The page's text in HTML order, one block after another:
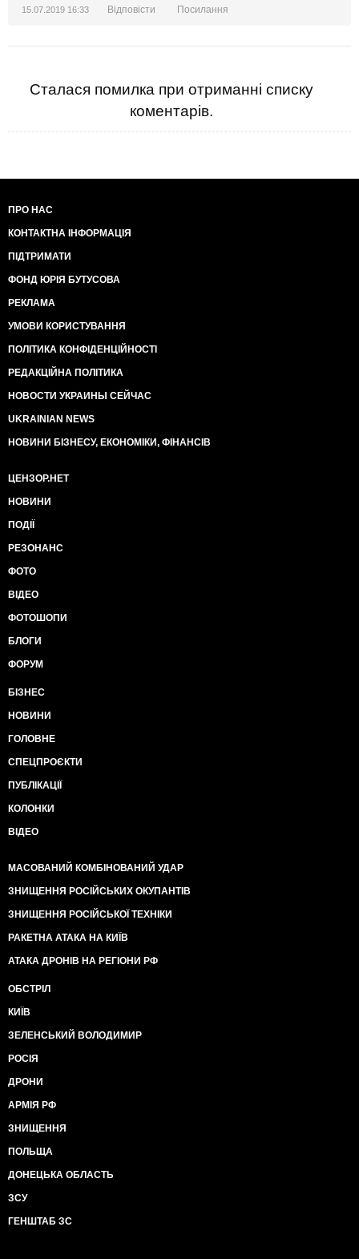
15.07.2019 16:33 Відповісти Посилання
Сталася помилка при отриманні списку
коментарів.
ПРО НАС
КОНТАКТНА ІНФОРМАЦІЯ
ПІДТРИМАТИ
ФОНД ЮРІЯ БУТУСОВА
РЕКЛАМА
УМОВИ КОРИСТУВАННЯ
ПОЛІТИКА КОНФІДЕНЦІЙНОСТІ
РЕДАКЦІЙНА ПОЛІТИКА
НОВОСТИ УКРАИНЫ СЕЙЧАС
UKRAINIAN NEWS
НОВИНИ БІЗНЕСУ, ЕКОНОМІКИ, ФІНАНСІВ
ЦЕНЗОР.НЕТ
НОВИНИ
ПОДІЇ
РЕЗОНАНС
ФОТО
ВІДЕО
ФОТОШОПИ
БЛОГИ
ФОРУМ
БІЗНЕС
НОВИНИ
ГОЛОВНЕ
СПЕЦПРОЄКТИ
ПУБЛІКАЦІЇ
КОЛОНКИ
ВІДЕО
МАСОВАНИЙ КОМБІНОВАНИЙ УДАР
ЗНИЩЕННЯ РОСІЙСЬКИХ ОКУПАНТІВ
ЗНИЩЕННЯ РОСІЙСЬКОЇ ТЕХНІКИ
РАКЕТНА АТАКА НА КИЇВ
АТАКА ДРОНІВ НА РЕГІОНИ РФ
ОБСТРІЛ
КИЇВ
ЗЕЛЕНСЬКИЙ ВОЛОДИМИР
РОСІЯ
ДРОНИ
АРМІЯ РФ
ЗНИЩЕННЯ
ПОЛЬЩА
ДОНЕЦЬКА ОБЛАСТЬ
ЗСУ
ГЕНШТАБ ЗС